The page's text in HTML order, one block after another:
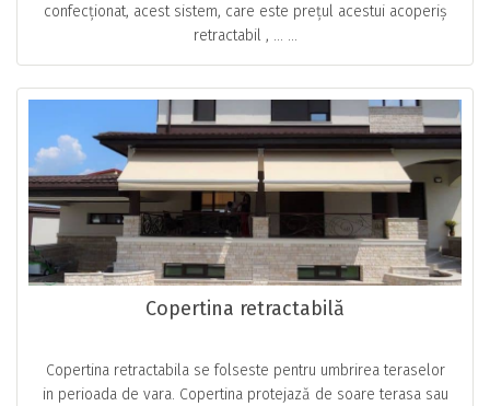
confecționat, acest sistem, care este prețul acestui acoperiș
retractabil , … ...
Copertina retractabilă
Copertina retractabila se folseste pentru umbrirea teraselor
in perioada de vara. Copertina protejază de soare terasa sau